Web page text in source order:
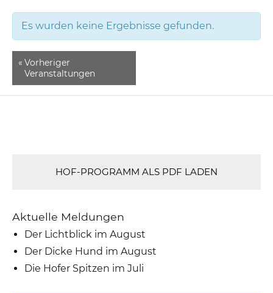
Es wurden keine Ergebnisse gefunden.
« Vorheriger
Veranstaltungen
HOF-PROGRAMM ALS PDF LADEN
Aktuelle Meldungen
Der Lichtblick im August
Der Dicke Hund im August
Die Hofer Spitzen im Juli